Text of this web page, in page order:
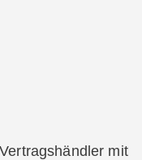
mit